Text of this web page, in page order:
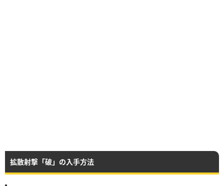
拡散射撃「破」の入手方法